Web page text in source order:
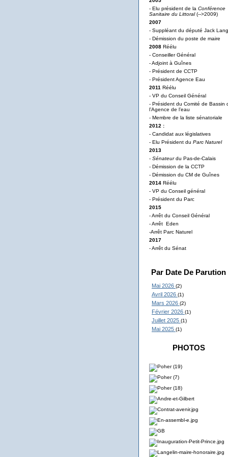
- Elu président de la Conférence
Sanitaire du Littoral(-->2009)
2007
- Suppléant du député Jack Lang
- Démission du poste de maire
2008 Réélu
- Conseiller Général
- Adjoint à Guînes
- Président de CCTP
- Président Agence Eau
2011 Réélu
- VP du Conseil Général
- Président du Comité de Bassin
l’Agence de l’eau
- Membre de la liste sénatoriale
2012 :
- Candidat aux législatives
- Elu Président du Parc Naturel
2013
- Sénateurdu Pas-de-Calais
- Démission de la CCTP
- Démission du CM de Guînes
2014 Réélu
- VP du Conseil général
- Président du Parc
2015
- Arrêt du Conseil Général
- Arrêt Eden
-Arrêt Parc Naturel
2017
- Arrêt du Sénat
Par Date De Parution
Mai 2026 (2)
Avril 2026 (1)
Mars 2026 (2)
Février 2026 (1)
Juillet 2025 (1)
Mai 2025 (1)
PHOTOS